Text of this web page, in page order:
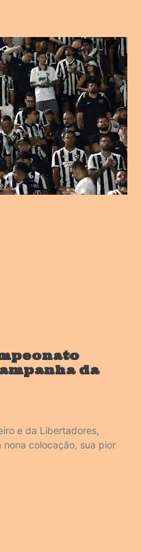
da
e da Libertadores,
colocação, sua pior